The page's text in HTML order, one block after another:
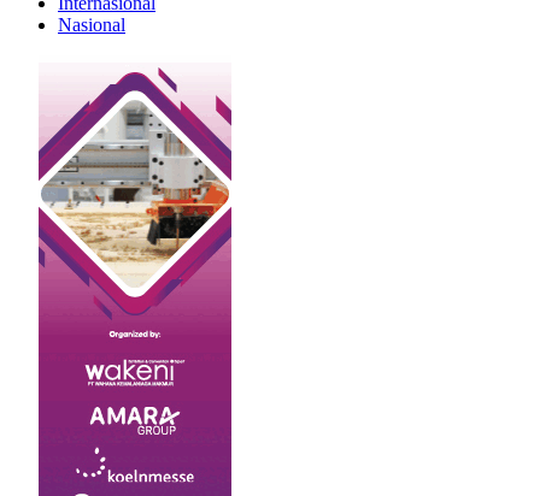
Nasional